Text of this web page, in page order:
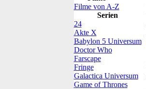
Filme von A-Z
Serien
24
Akte X
Babylon 5 Universum
Doctor Who
Farscape
Fringe
Galactica Universum
Game of Thrones